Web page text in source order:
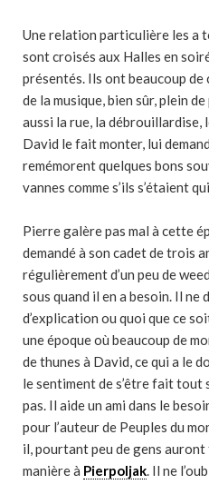
Une relation particulière les a
sont croisés aux Halles en
présentés. Ils ont beaucoup de
de la musique, bien sûr, plein
aussi la rue, la débrouillardise,
David le fait monter, lui
remémorent quelques bons
vannes comme s’ils s’étaient
Pierre galère pas mal à cette
demandé à son cadet de trois
régulièrement d’un peu de
sous quand il en a besoin. Il ne
d’explication ou quoi que ce
une époque où beaucoup de
de thunes à David, ce qui a le
le sentiment de s’être fait tout
pas. Il aide un ami dans le
pour l’auteur de Peuples du
il, pourtant peu de gens
manière à Pierpoljak. Il ne